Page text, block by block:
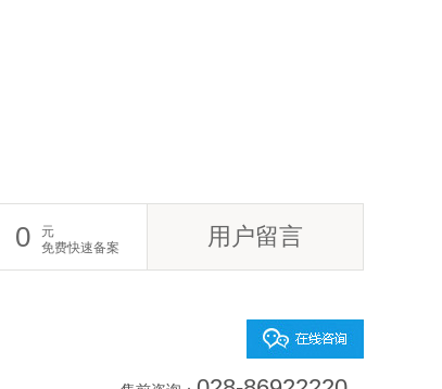
0
元
免费快速备案
用户留言